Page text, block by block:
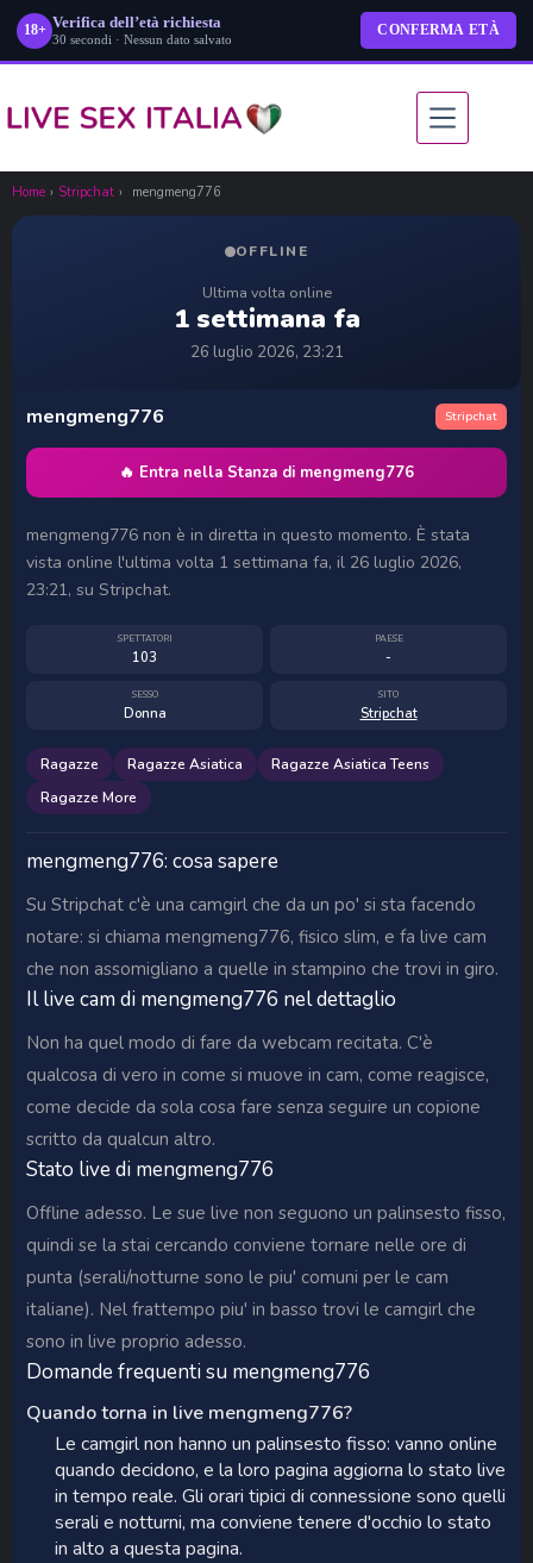
18+ Verifica dell’età richiesta
30 secondi · Nessun dato salvato
CONFERMA ETÀ
contenuto
Home › Stripchat › mengmeng776
OFFLINE
Ultima volta online
1 settimana fa
26 luglio 2026, 23:21
mengmeng776 Stripchat
🔥 Entra nella Stanza di mengmeng776
mengmeng776 non è in diretta in questo momento. È stata
vista online l'ultima volta 1 settimana fa, il 26 luglio 2026,
23:21, su Stripchat.
SPETTATORI
103
PAESE
-
SESSO
Donna
SITO
Stripchat
Ragazze Ragazze Asiatica
Ragazze Asiatica Teens
Ragazze More
mengmeng776: cosa sapere
Su Stripchat c'è una camgirl che da un po' si sta facendo
notare: si chiama mengmeng776, fisico slim, e fa live cam
che non assomigliano a quelle in stampino che trovi in giro.
Il live cam di mengmeng776 nel dettaglio
Non ha quel modo di fare da webcam recitata. C'è
qualcosa di vero in come si muove in cam, come reagisce,
come decide da sola cosa fare senza seguire un copione
scritto da qualcun altro.
Stato live di mengmeng776
Offline adesso. Le sue live non seguono un palinsesto fisso,
quindi se la stai cercando conviene tornare nelle ore di
punta (serali/notturne sono le piu' comuni per le cam
italiane). Nel frattempo piu' in basso trovi le camgirl che
sono in live proprio adesso.
Domande frequenti su mengmeng776
Quando torna in live mengmeng776?
Le camgirl non hanno un palinsesto fisso: vanno online
quando decidono, e la loro pagina aggiorna lo stato live
in tempo reale. Gli orari tipici di connessione sono quelli
serali e notturni, ma conviene tenere d'occhio lo stato
in alto a questa pagina.